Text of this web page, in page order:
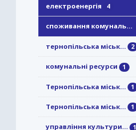
електроенергія 4
споживання комуналь...
тернопільська міськ... 2
комунальні ресурси 1
Тернопільська міськ... 1
Тернопільська міськ... 1
управління культури... 1